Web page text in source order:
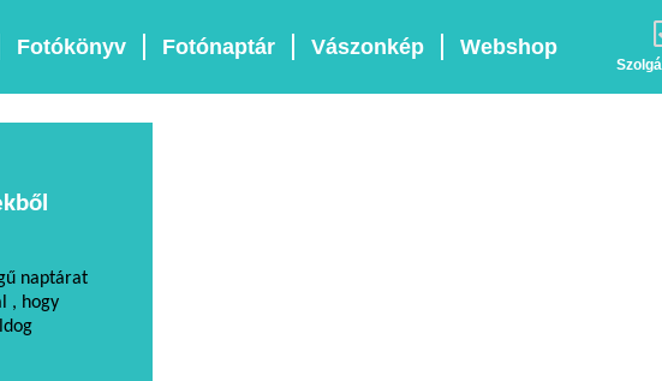
Fotókönyv Fotónaptár Vászonkép Webshop
naptárat
, hogy